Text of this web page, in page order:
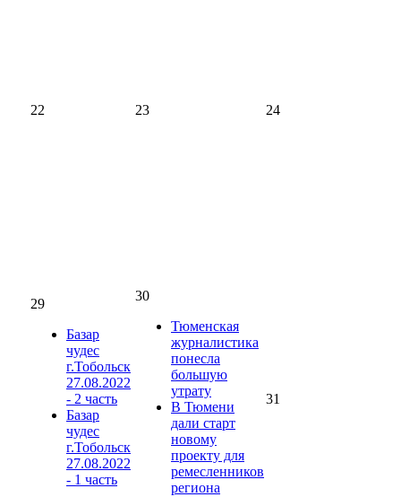
22 23 24
29
Базар
чудес
г.Тобольск
27.08.2022
- 2 часть
Базар
чудес
г.Тобольск
27.08.2022
- 1 часть
30
Тюменская
журналистика
понесла
большую
утрату
В Тюмени
дали старт
новому
проекту для
ремесленников
региона
31